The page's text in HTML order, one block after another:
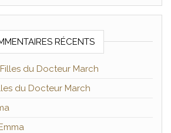
RÉCENTS
du Docteur March
du Docteur March